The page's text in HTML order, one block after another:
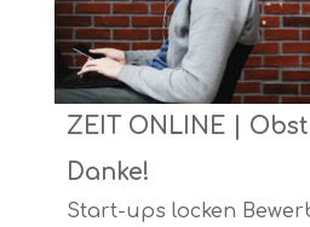
ZEIT ONLINE |
Danke!
Start-ups locken